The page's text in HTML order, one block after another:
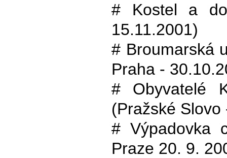
# Kostel a
15.11.2001)
# Broumarská
Praha -
# Obyvatelé
(Pražské
# Výpadovka
Praze 20. 9.